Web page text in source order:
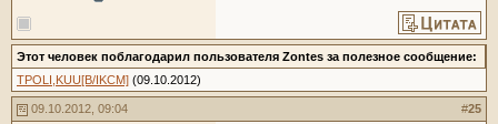
Этот человек поблагодарил пользователя Zontes за полезное сообщение:
TPOLI,KUU[B/IKCM] (09.10.2012)
09.10.2012, 09:04 #25